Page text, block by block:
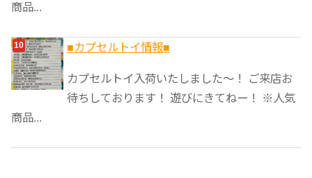
商品...
■カプセルトイ情報■
カプセルトイ入荷いたしました〜！ ご来店お
待ちしております！ 遊びにきてねー！ ※人気
商品...